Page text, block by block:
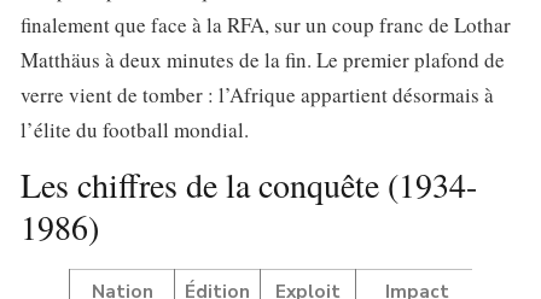
finalement que face à la RFA, sur un coup franc de Lothar
Matthäus à deux minutes de la fin. Le premier plafond de
verre vient de tomber : l’Afrique appartient désormais à
l’élite du football mondial.
Les chiffres de la conquête (1934-
1986)
Nation
Édition
Exploit
Impact